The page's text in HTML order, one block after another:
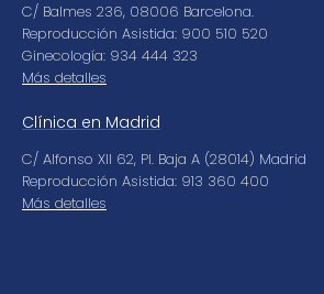
C/ Balmes 236, 08006 Barcelona.
Reproducción Asistida: 900 510 520
Ginecología: 934 444 323
Más detalles
Clínica en Madrid
C/ Alfonso XII 62, Pl. Baja A (28014) Madrid
Reproducción Asistida: 913 360 400
Más detalles